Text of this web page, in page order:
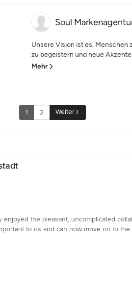
Soul
Unsere Vision ist es, Menschen
zu begeistern und neue
Mehr
1 2 Weiter
the pleasant, uncomplicated
to us and can now move on to